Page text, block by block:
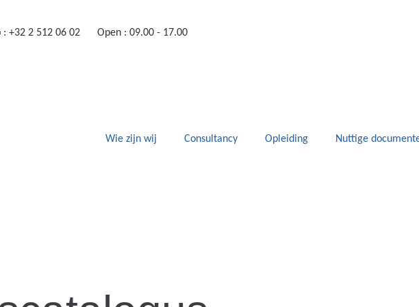
: +32 2 512 06 02 Open : 09.00 - 17.00
Wie zijn wij Consultancy Opleiding Nuttige